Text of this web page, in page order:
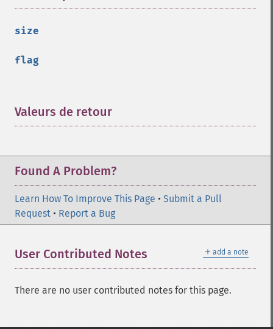
size
flag
Valeurs de retour
Found A Problem?
Learn How To Improve This Page • Submit a Pull
Request • Report a Bug
＋ add a note
User Contributed Notes
There are no user contributed notes for this page.